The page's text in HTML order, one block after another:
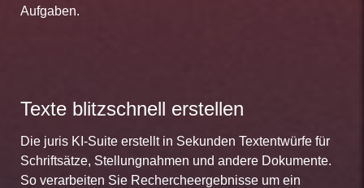
Aufgaben.
Texte blitzschnell erstellen
Die juris KI-Suite erstellt in Sekunden Textentwürfe für
Schriftsätze, Stellungnahmen und andere Dokumente.
So verarbeiten Sie Rechercheergebnisse um ein